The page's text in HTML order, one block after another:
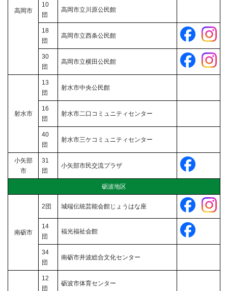
高岡市
10
団
高岡市立川原公民館
18
団
高岡市立西条公民館
30
団
高岡市立横田公民館
射水市
13
団
射水市中央公民館
16
団
射水市二口コミュニティセンター
40
団
射水市三ケコミュニティセンター
小矢部
市
31
団
小矢部市民交流プラザ
砺波地区
南砺市
2団 城端伝統芸能会館じょうはな座
14
団
福光福祉会館
34
団
南砺市井波総合文化センター
12
団
砺波市体育センター